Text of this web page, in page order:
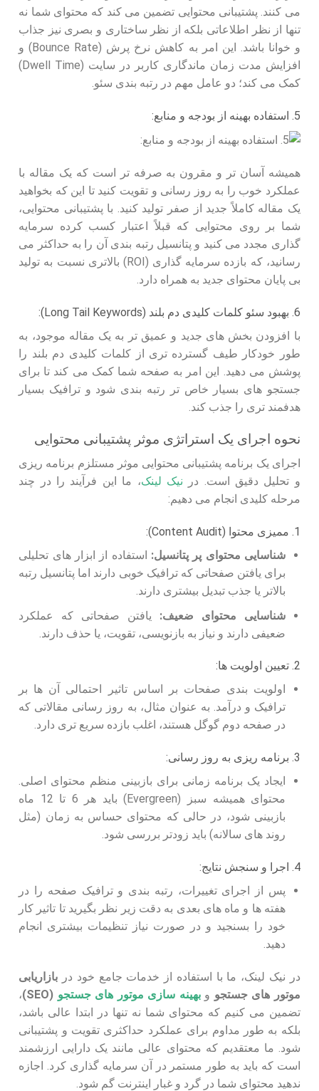
می کنند. پشتیبانی محتوایی تضمین می کند که محتوای شما نه
تنها از نظر اطلاعاتی بلکه از نظر ساختاری و بصری نیز جذاب
و خوانا باشد. این امر به کاهش نرخ پرش (Bounce Rate) و
افزایش مدت زمان ماندگاری کاربر در سایت (Dwell Time)
کمک می کند؛ دو عامل مهم در رتبه بندی سئو.
5. استفاده بهینه از بودجه و منابع:
همیشه آسان تر و مقرون به صرفه تر است که یک مقاله با
عملکرد خوب را به روز رسانی و تقویت کنید تا این که بخواهید
یک مقاله کاملاً جدید از صفر تولید کنید. با پشتیبانی محتوایی،
شما بر روی محتوایی که قبلاً اعتبار کسب کرده سرمایه
گذاری مجدد می کنید و پتانسیل رتبه بندی آن را به حداکثر می
رسانید، که بازده سرمایه گذاری (ROI) بالاتری نسبت به تولید
بی پایان محتوای جدید به همراه دارد.
6. بهبود سئو کلمات کلیدی دم بلند (Long Tail Keywords):
با افزودن بخش های جدید و عمیق تر به یک مقاله موجود، به
طور خودکار طیف گسترده تری از کلمات کلیدی دم بلند را
پوشش می دهید. این امر به صفحه شما کمک می کند تا برای
جستجو های بسیار خاص تر رتبه بندی شود و ترافیک بسیار
هدفمند تری را جذب کند.
نحوه اجرای یک استراتژی موثر پشتیبانی محتوایی
اجرای یک برنامه پشتیبانی محتوایی موثر مستلزم برنامه ریزی
و تحلیل دقیق است. در نیک لینک، ما این فرآیند را در چند
مرحله کلیدی انجام می دهیم:
1. ممیزی محتوا (Content Audit):
شناسایی محتوای پر پتانسیل: استفاده از ابزار های تحلیلی
برای یافتن صفحاتی که ترافیک خوبی دارند اما پتانسیل رتبه
بالاتر یا جذب تبدیل بیشتری دارند.
شناسایی محتوای ضعیف: یافتن صفحاتی که عملکرد
ضعیفی دارند و نیاز به بازنویسی، تقویت، یا حذف دارند.
2. تعیین اولویت ها:
اولویت بندی صفحات بر اساس تاثیر احتمالی آن ها بر
ترافیک و درآمد. به عنوان مثال، به روز رسانی مقالاتی که
در صفحه دوم گوگل هستند، اغلب بازده سریع تری دارد.
3. برنامه ریزی به روز رسانی:
ایجاد یک برنامه زمانی برای بازبینی منظم محتوای اصلی.
محتوای همیشه سبز (Evergreen) باید هر 6 تا 12 ماه
بازبینی شود، در حالی که محتوای حساس به زمان (مثل
روند های سالانه) باید زودتر بررسی شود.
4. اجرا و سنجش نتایج:
پس از اجرای تغییرات، رتبه بندی و ترافیک صفحه را در
هفته ها و ماه های بعدی به دقت زیر نظر بگیرید تا تاثیر کار
خود را بسنجید و در صورت نیاز تنظیمات بیشتری انجام
دهید.
در نیک لینک، ما با استفاده از خدمات جامع خود در بازاریابی
موتور های جستجو وبهینه سازی موتور های جستجو (SEO)
،
تضمین می کنیم که محتوای شما نه تنها در ابتدا عالی باشد،
بلکه به طور مداوم برای عملکرد حداکثری تقویت و پشتیبانی
شود. ما معتقدیم که محتوای عالی مانند یک دارایی ارزشمند
است که باید به طور مستمر در آن سرمایه گذاری کرد. اجازه
ندهید محتوای شما در گرد و غبار اینترنت گم شود.